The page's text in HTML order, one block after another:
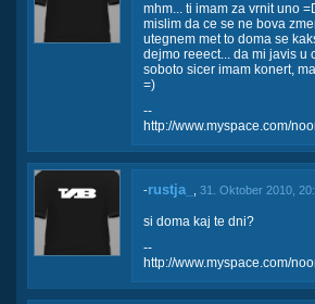
mhm... ti imam za vrnit uno
mislim da ce se ne bova
utegnem met to doma se
dejmo reeect... da mi javis u
soboto sicer imam konert,
=)
--
http://www.myspace.com/
-rustja_ 31. Oktober 2010,
si doma kaj te dni?
--
http://www.myspace.com/